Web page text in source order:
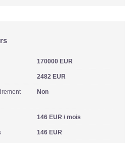
170000 EUR
2482 EUR
Non
146 EUR / mois
146 EUR